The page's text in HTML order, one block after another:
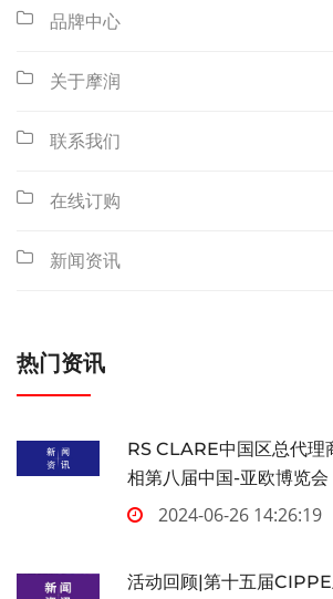
品牌中心
关于摩润
联系我们
在线订购
新闻资讯
热门资讯
RS CLARE中国区总代
相第八届中国-亚欧博览会
2024-06-26 14:26:19
活动回顾|第十五届